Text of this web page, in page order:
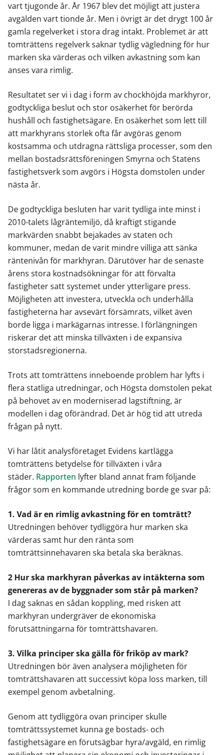
vart tjugonde år. År 1967 blev det möjligt att justera
avgälden vart tionde år. Men i övrigt är det drygt 100 år
gamla regelverket i stora drag intakt. Problemet är att
tomträttens regelverk saknar tydlig vägledning för hur
marken ska värderas och vilken avkastning som kan
anses vara rimlig.
Resultatet ser vi i dag i form av chockhöjda markhyror,
godtyckliga beslut och stor osäkerhet för berörda
hushåll och fastighetsägare. En osäkerhet som lett till
att markhyrans storlek ofta får avgöras genom
kostsamma och utdragna rättsliga processer, som den
mellan bostadsrättsföreningen Smyrna och Statens
fastighetsverk som avgörs i Högsta domstolen under
nästa år.
De godtyckliga besluten har varit tydliga inte minst i
2010-talets lågräntemiljö, då kraftigt stigande
markvärden snabbt bejakades av staten och
kommuner, medan de varit mindre villiga att sänka
räntenivån för markhyran. Därutöver har de senaste
årens stora kostnadsökningar för att förvalta
fastigheter satt systemet under ytterligare press.
Möjligheten att investera, utveckla och underhålla
fastigheterna har avsevärt försämrats, vilket även
borde ligga i markägarnas intresse. I förlängningen
riskerar det att minska tillväxten i de expansiva
storstadsregionerna.
Trots att tomträttens inneboende problem har lyfts i
flera statliga utredningar, och Högsta domstolen pekat
på behovet av en moderniserad lagstiftning, är
modellen i dag oförändrad. Det är hög tid att utreda
frågan på nytt.
Vi har låtit analysföretaget Evidens kartlägga
tomträttens betydelse för tillväxten i våra
städer. Rapporten lyfter bland annat fram följande
frågor som en kommande utredning borde ge svar på:
1. Vad är en rimlig avkastning för en tomträtt?
Utredningen behöver tydliggöra hur marken ska
värderas samt hur den ränta som
tomträttsinnehavaren ska betala ska beräknas.
2 Hur ska markhyran påverkas av intäkterna som
genereras av de byggnader som står på marken?
I dag saknas en sådan koppling, med risken att
markhyran undergräver de ekonomiska
förutsättningarna för tomträttshavaren.
3. Vilka principer ska gälla för friköp av mark?
Utredningen bör även analysera möjligheten för
tomträttshavaren att successivt köpa loss marken, till
exempel genom avbetalning.
Genom att tydliggöra ovan principer skulle
tomträttssystemet kunna ge bostads- och
fastighetsägare en förutsägbar hyra/avgäld, en rimlig